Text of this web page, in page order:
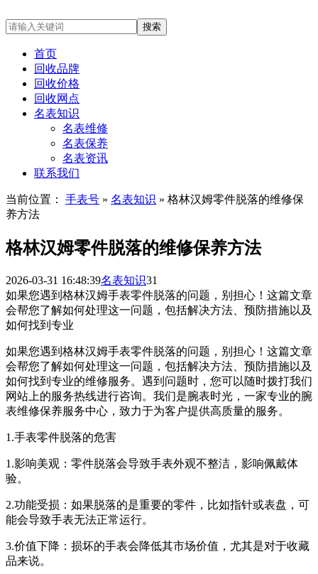
首页
回收品牌
回收价格
回收网点
名表知识
名表维修
名表保养
名表资讯
联系我们
当前位置： 手表号 » 名表知识 » 格林汉姆零件脱落的维修保
养方法
格林汉姆零件脱落的维修保养方法
2026-03-31 16:48:39名表知识31
如果您遇到格林汉姆手表零件脱落的问题，别担心！这篇文章
会帮您了解如何处理这一问题，包括解决方法、预防措施以及
如何找到专业
如果您遇到格林汉姆手表零件脱落的问题，别担心！这篇文章
会帮您了解如何处理这一问题，包括解决方法、预防措施以及
如何找到专业的维修服务。遇到问题时，您可以随时拨打我们
网站上的服务热线进行咨询。我们是腕表时光，一家专业的腕
表维修保养服务中心，致力于为客户提供高质量的服务。
1.手表零件脱落的危害
1.影响美观：零件脱落会导致手表外观不整洁，影响佩戴体
验。
2.功能受损：如果脱落的是重要的零件，比如指针或表盘，可
能会导致手表无法正常运行。
3.价值下降：损坏的手表会降低其市场价值，尤其是对于收藏
品来说。